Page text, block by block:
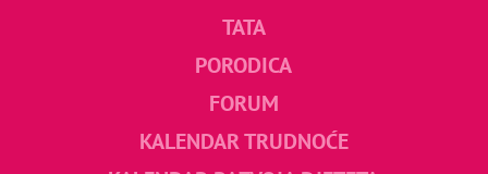
TATA
PORODICA
FORUM
KALENDAR TRUDNOĆE